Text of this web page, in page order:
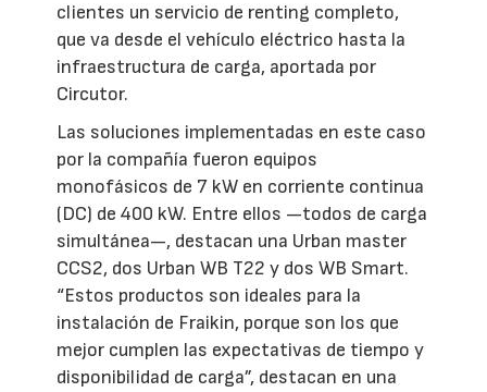
clientes un servicio de renting completo,
que va desde el vehículo eléctrico hasta la
infraestructura de carga, aportada por
Circutor.
Las soluciones implementadas en este caso
por la compañía fueron equipos
monofásicos de 7 kW en corriente continua
(DC) de 400 kW. Entre ellos —todos de carga
simultánea—, destacan una Urban master
CCS2, dos Urban WB T22 y dos WB Smart.
“Estos productos son ideales para la
instalación de Fraikin, porque son los que
mejor cumplen las expectativas de tiempo y
disponibilidad de carga”, destacan en una